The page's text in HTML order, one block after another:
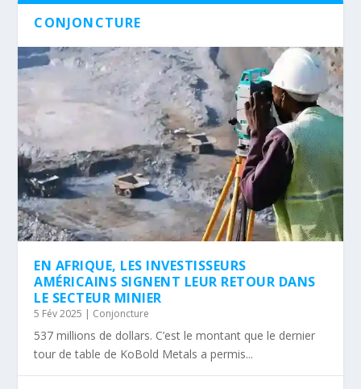
CONJONCTURE
EN AFRIQUE, LES INVESTISSEURS
AMÉRICAINS SIGNENT LEUR RETOUR DANS
LE SECTEUR MINIER
5 Fév 2025 Conjoncture
537 millions de dollars. C’est le montant que le dernier
tour de table de KoBold Metals a permis...